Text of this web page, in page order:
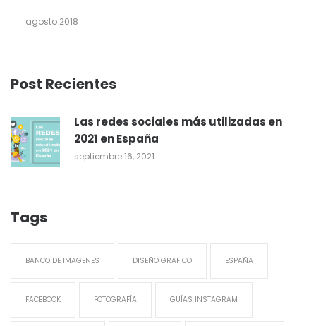
agosto 2018
Post Recientes
Las redes sociales más utilizadas en
2021 en España
septiembre 16, 2021
Tags
BANCO DE IMAGENES DISEÑO GRAFICO ESPAÑA
FACEBOOK FOTOGRAFÍA GUÍAS INSTAGRAM